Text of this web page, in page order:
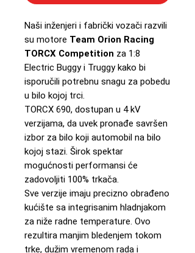
Naši inženjeri i fabrički vozači razvili
su motore Team Orion Racing
TORCX Competition za 1:8
Electric Buggy i Truggy kako bi
isporučili potrebnu snagu za pobedu
u bilo kojoj trci.
TORCX 690, dostupan u 4 kV
verzijama, da uvek pronađe savršen
izbor za bilo koji automobil na bilo
kojoj stazi. Širok spektar
mogućnosti performansi će
zadovoljiti 100% trkača.
Sve verzije imaju precizno obrađeno
kućište sa integrisanim hladnjakom
za niže radne temperature. Ovo
rezultira manjim bledenjem tokom
trke, dužim vremenom rada i